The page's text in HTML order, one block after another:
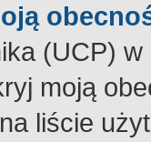
(UCP) w
moją
liście